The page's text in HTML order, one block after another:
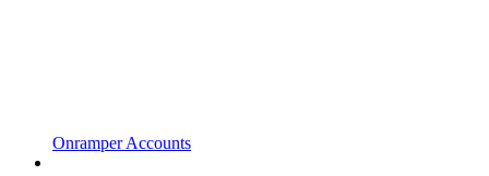
Onramper Accounts